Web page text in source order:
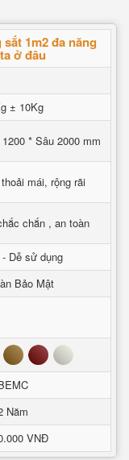
1m2 đa năng
ở đâu
± 10Kg
* Sâu 2000 mm
mái, rộng rãi
chắn , an toàn
Dễ sử dụng
Bảo Mật
Nâu Đỏ Trắng
Năm
VNĐ